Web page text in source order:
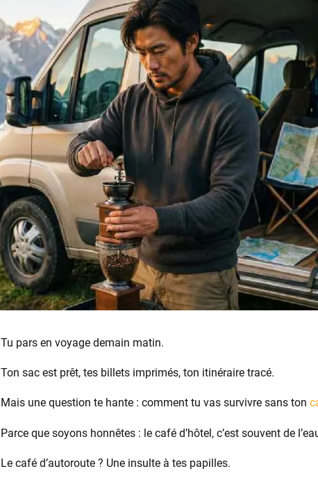
Tu pars en voyage demain matin.
Ton sac est prêt, tes billets imprimés, ton itinéraire tracé.
Mais une question te hante : comment tu vas survivre sans ton
Parce que soyons honnêtes : le café d’hôtel, c’est souvent de
Le café d’autoroute ? Une insulte à tes papilles.